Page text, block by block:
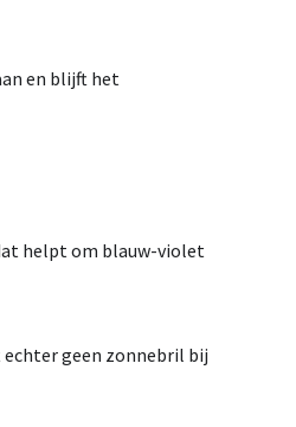
en blijft het
helpt om blauw-violet
geen zonnebril bij